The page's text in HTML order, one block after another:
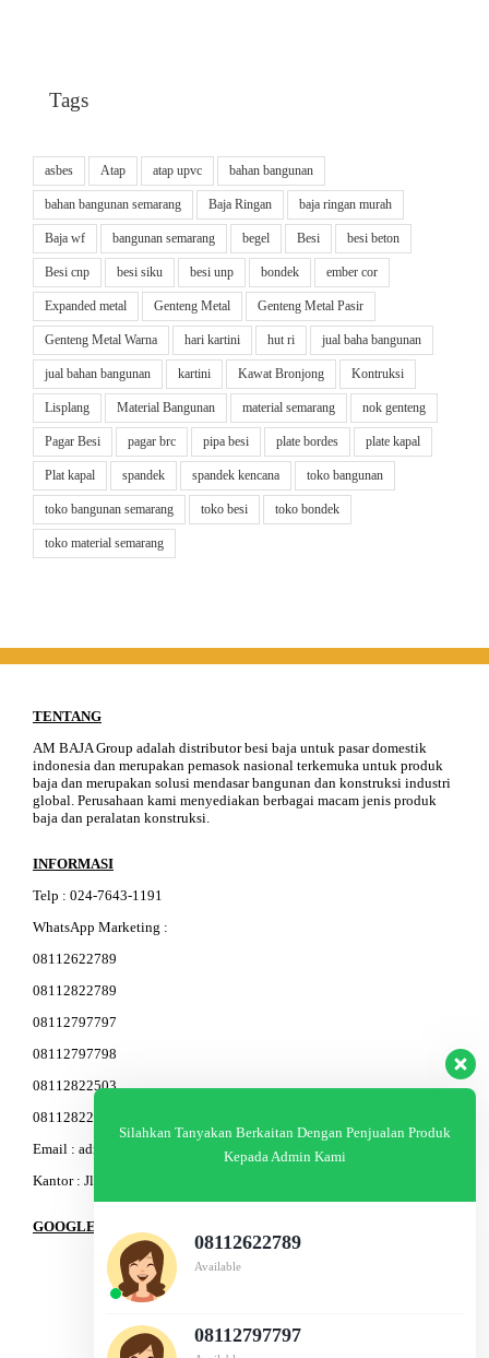
Tags
asbes Atap atap upvc bahan bangunan
bahan bangunan semarang Baja Ringan baja ringan murah
Baja wf bangunan semarang begel Besi besi beton
Besi cnp besi siku besi unp bondek ember cor
Expanded metal Genteng Metal Genteng Metal Pasir
Genteng Metal Warna hari kartini hut ri jual baha bangunan
jual bahan bangunan kartini Kawat Bronjong Kontruksi
Lisplang Material Bangunan material semarang nok genteng
Pagar Besi pagar brc pipa besi plate bordes plate kapal
Plat kapal spandek spandek kencana toko bangunan
toko bangunan semarang toko besi toko bondek
toko material semarang
TENTANG
AM BAJA Group adalah distributor besi baja untuk pasar domestik
indonesia dan merupakan pemasok nasional terkemuka untuk produk
baja dan merupakan solusi mendasar bangunan dan konstruksi industri
global. Perusahaan kami menyediakan berbagai macam jenis produk
baja dan peralatan konstruksi.
INFORMASI
Telp : 024-7643-11 91
WhatsApp Marketing :
08112622789
08112822789
08112797797
08112797798
08112822503
08112822603
Email : admin@am-baja.com
Kantor : Jl. Gatot Subroto 7b Semarang.
GOOGLE MAPS
Silahkan Tanyakan Berkaitan Dengan Penjualan Produk
Kepada Admin Kami
08112622789
Available
08112797797